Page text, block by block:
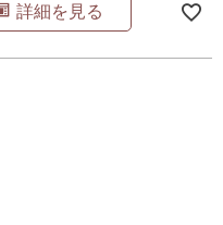
詳細を見る